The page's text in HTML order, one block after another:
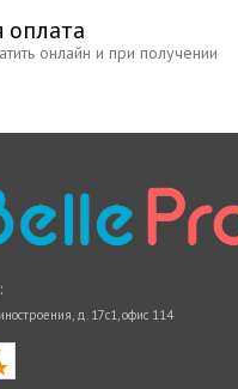
оплата
онлайн и при получении
д. 17с1, офис 114